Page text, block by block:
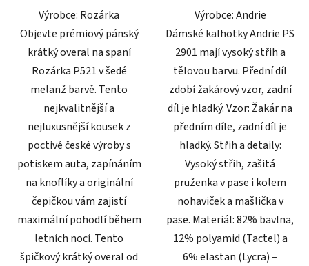
hvězdiček.
Výrobce: Rozárka
Objevte prémiový pánský
krátký overal na spaní
Rozárka P521 v šedé
melanž barvě. Tento
nejkvalitnější a
nejluxusnější kousek z
poctivé české výroby s
potiskem auta, zapínáním
na knoflíky a originální
čepičkou vám zajistí
maximální pohodlí během
letních nocí. Tento
špičkový krátký overal od
hvězdiček.
Výrobce: Andrie
Dámské kalhotky Andrie PS
2901 mají vysoký střih a
tělovou barvu. Přední díl
zdobí žakárový vzor, zadní
díl je hladký. Vzor: Žakár na
předním díle, zadní díl je
hladký. Střih a detaily:
Vysoký střih, zašitá
pruženka v pase i kolem
nohaviček a mašlička v
pase. Materiál: 82% bavlna,
12% polyamid (Tactel) a
6% elastan (Lycra) –